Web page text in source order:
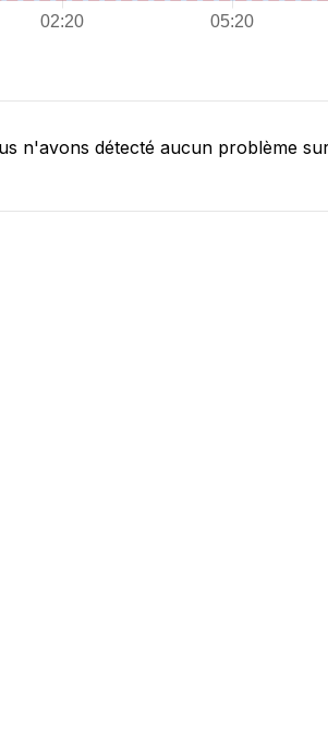
n'avons détecté aucun problème